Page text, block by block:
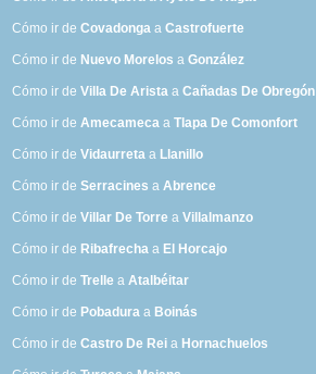
Cómo ir deCovadonga aCastrofuerte
Cómo ir de Nuevo Morelos aGonzález
Cómo ir deVilla De Arista aCañadas De Obregón
Cómo ir deAmecameca aTlapa De Comonfort
Cómo ir deVidaurreta a Llanillo
Cómo ir deSerracines aAbrence
Cómo ir deVillar De Torre aVillalmanzo
Cómo ir de Ribafrecha a El Horcajo
Cómo ir deTrelle aAtalbéitar
Cómo ir de Pobadura a Boinás
Cómo ir deCastro De Rei a Hornachuelos